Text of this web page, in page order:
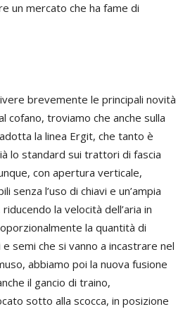
un mercato che ha fame di
brevemente le principali novità
cofano, troviamo che anche sulla
la linea Ergit, che tanto è
lo standard sui trattori di fascia
con apertura verticale,
senza l’uso di chiavi e un’ampia
la velocità dell’aria in
la quantità di
semi che si vanno a incastrare nel
abbiamo poi la nuova fusione
il gancio di traino,
sotto alla scocca, in posizione